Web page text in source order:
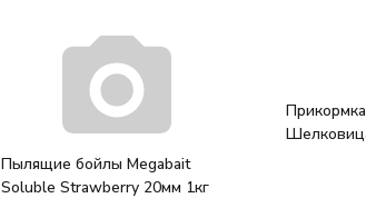
Пылящие бойлы Megabait
Soluble Strawberry 20мм 1кг